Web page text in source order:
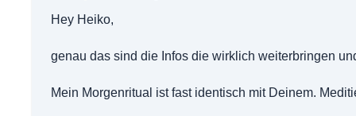
Hey Heiko,
genau das sind die Infos die wirklich weiterbringen
Mein Morgenritual ist fast identisch mit Deinem.